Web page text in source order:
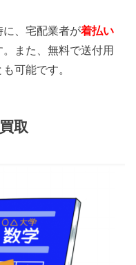
に、宅配業者が着払い
。また、無料で送付用
可能です。
取